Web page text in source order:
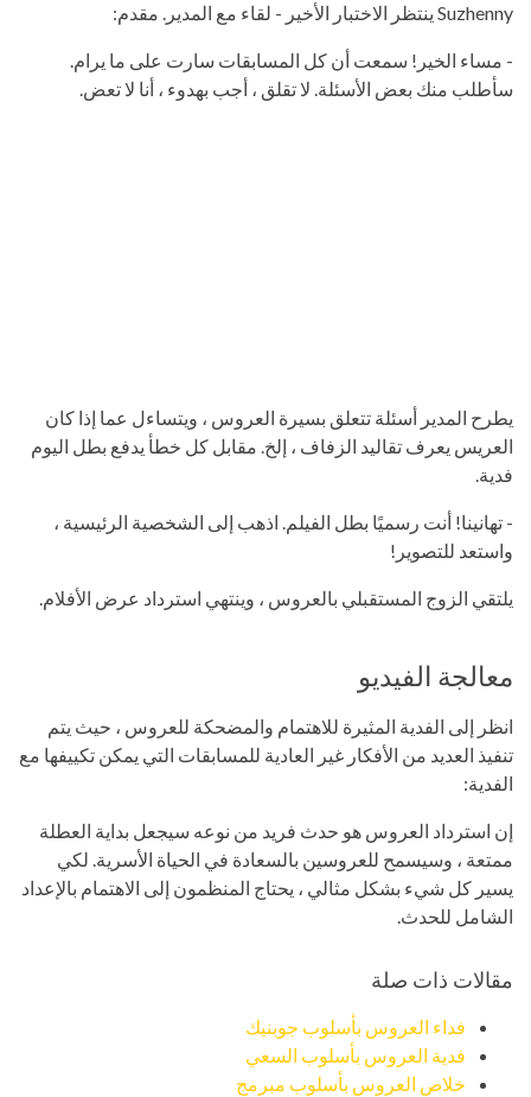
Suzhenny ينتظر الاختبار الأخير - لقاء مع المدير. مقدم:
- مساء الخير! سمعت أن كل المسابقات سارت على ما يرام.
سأطلب منك بعض الأسئلة. لا تقلق ، أجب بهدوء ، أنا لا تعض.
يطرح المدير أسئلة تتعلق بسيرة العروس ، ويتساءل عما إذا كان
العريس يعرف تقاليد الزفاف ، إلخ. مقابل كل خطأ يدفع بطل اليوم
فدية.
- تهانينا! أنت رسميًا بطل الفيلم. اذهب إلى الشخصية الرئيسية ،
واستعد للتصوير!
يلتقي الزوج المستقبلي بالعروس ، وينتهي استرداد عرض الأفلام.
معالجة الفيديو
انظر إلى الفدية المثيرة للاهتمام والمضحكة للعروس ، حيث يتم
تنفيذ العديد من الأفكار غير العادية للمسابقات التي يمكن تكييفها مع
الفدية:
إن استرداد العروس هو حدث فريد من نوعه سيجعل بداية العطلة
ممتعة ، وسيسمح للعروسين بالسعادة في الحياة الأسرية. لكي
يسير كل شيء بشكل مثالي ، يحتاج المنظمون إلى الاهتمام بالإعداد
الشامل للحدث.
مقالات ذات صلة
فداء العروس بأسلوب جوبنيك
فدية العروس بأسلوب السعي
خلاص العروس بأسلوب مبرمج